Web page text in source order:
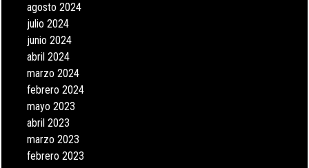
agosto 2024
julio 2024
junio 2024
abril 2024
marzo 2024
febrero 2024
mayo 2023
abril 2023
marzo 2023
febrero 2023